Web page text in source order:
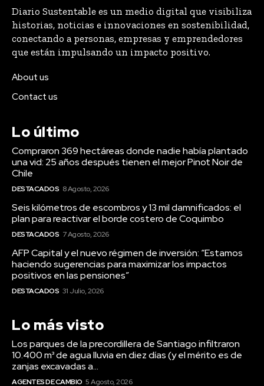
About us
Contact us
Lo último
Compraron 369 hectáreas donde nadie había plantado
una vid: 25 años después tienen el mejor Pinot Noir de
DESTACADOS 8 Agosto, 2026
Seis kilómetros de escombros y 13 mil damnificados: el
plan para reactivar el borde costero de Coquimbo
DESTACADOS
AFP Capital y el nuevo régimen de inversión: “Estamos
haciendo sugerencias para maximizar los impactos
positivos en las pensiones”
DESTACADOS 31 Julio, 2026
Lo más visto
Los parques de la precordillera de Santiago infiltraron
10.400 m³ de agua lluvia en diez días (y el mérito es de
AGENTES DE CAMBIO 5 Agosto, 2026
Chile tiene 300 mil niños menos que hace siete años (y
uno de cada cuatro menores de 5 años sigue bajo la
línea de...
AGENTES DE CAMBIO 3 Agosto, 2026